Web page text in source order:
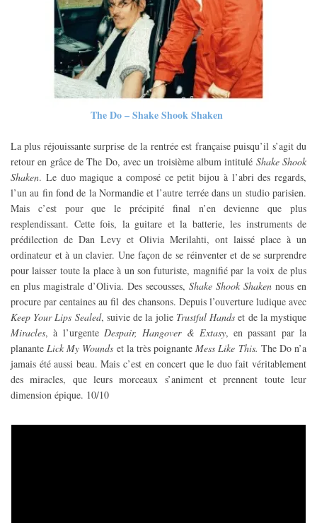
The Do – Shake Shook Shaken
La plus réjouissante surprise de la rentrée est française puisqu’il s’agit du
retour en grâce de The Do, avec un troisième album intitulé Shake Shook
Shaken. Le duo magique a composé ce petit bijou à l’abri des regards,
l’un au fin fond de la Normandie et l’autre terrée dans un studio parisien.
Mais c’est pour que le précipité final n’en devienne que plus
resplendissant. Cette fois, la guitare et la batterie, les instruments de
prédilection de Dan Levy et Olivia Merilahti, ont laissé place à un
ordinateur et à un clavier. Une façon de se réinventer et de se surprendre
pour laisser toute la place à un son futuriste, magnifié par la voix de plus
en plus magistrale d’Olivia. Des secousses, Shake Shook Shaken nous en
procure par centaines au fil des chansons. Depuis l’ouverture ludique avec
Keep Your Lips Sealed, suivie de la jolie Trustful Hands et de la mystique
Miracles, à l’urgente Despair, Hangover & Extasy, en passant par la
planante Lick My Wounds et la très poignante Mess Like This. The Do n’a
jamais été aussi beau. Mais c’est en concert que le duo fait véritablement
des miracles, que leurs morceaux s’animent et prennent toute leur
dimension épique. 10/10